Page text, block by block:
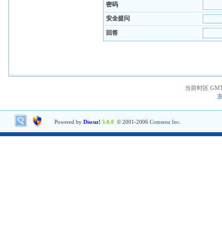
密码
安全提问
回答
当前时区
Powered by Discuz! 5.0.0 © 2001-2006 Comsenz Inc.